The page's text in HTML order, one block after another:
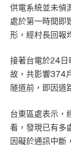
供電系統並未偵
處於第一時間即
形，經村長回報
接著台電於24
故，共影響374
隧道前，即因道
台東區處表示，
看，發現已有多
因礙於通訊中斷